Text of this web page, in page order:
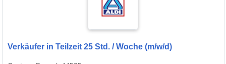
Verkäufer in Teilzeit 25 Std. / Woche (m/w/d)